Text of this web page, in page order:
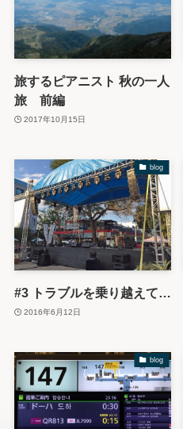
旅するピアニスト 秋の一人
旅 前編
2017年10月15日
blog
#3 トラブルを乗り越えて…
2016年6月12日
blog